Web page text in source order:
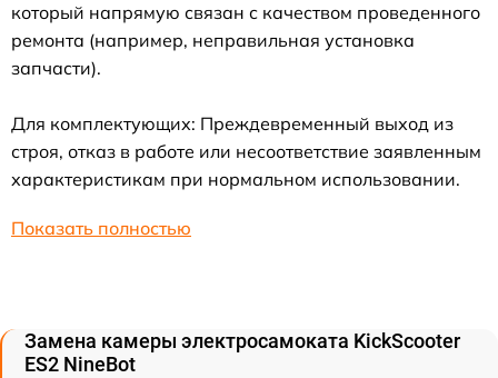
который напрямую связан с качеством проведенного
ремонта (например, неправильная установка
запчасти).
Для комплектующих: Преждевременный выход из
строя, отказ в работе или несоответствие заявленным
характеристикам при нормальном использовании.
Показать полностью
Замена камеры электросамоката KickScooter
ES2 NineBot